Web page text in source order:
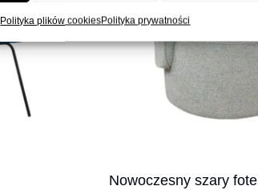
Polityka plików cookiesPolityka prywatności
Nowoczesny szary fotel